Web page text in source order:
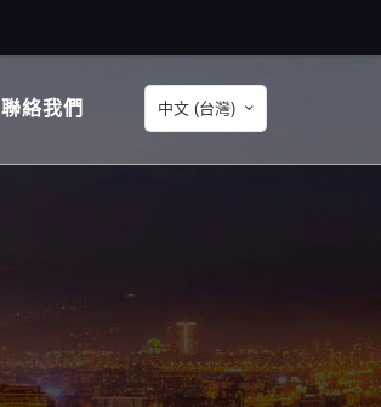
聯絡我們 中文 (台灣)